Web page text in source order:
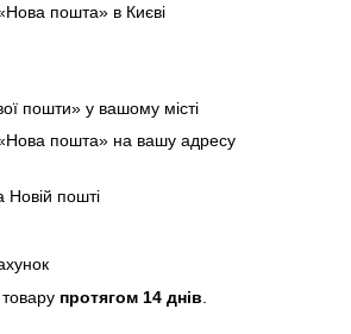
пошта» в Києві
пошти» у вашому місті
пошта» на вашу адресу
Новій пошті
протягом 14 днів